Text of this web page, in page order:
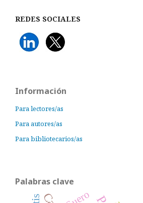
REDES SOCIALES
Información
Para lectores/as
Para autores/as
Para bibliotecarios/as
Palabras clave